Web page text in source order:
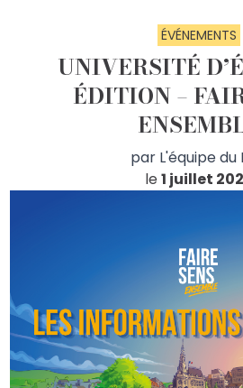
ÉVÉNEMENTS
UNIVERSITÉ
ÉDITION –
par L'équipe du
le1 juillet